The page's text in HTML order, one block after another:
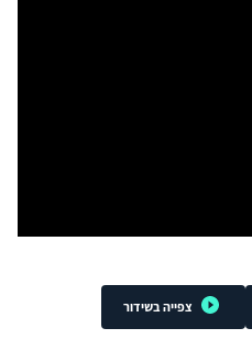
צפייה בשידור